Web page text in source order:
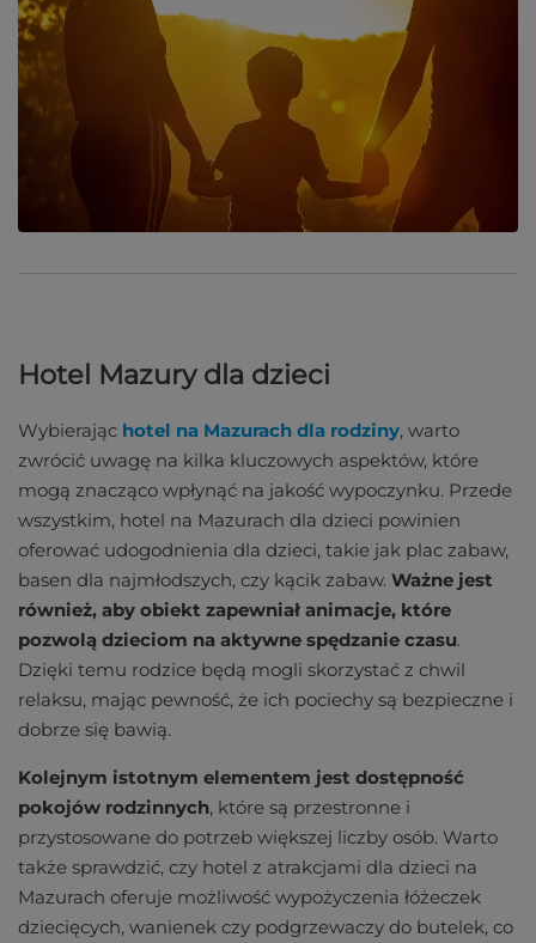
Hotel Mazury dla dzieci
Wybierając hotel na Mazurach dla rodziny, warto
zwrócić uwagę na kilka kluczowych aspektów, które
mogą znacząco wpłynąć na jakość wypoczynku. Przede
wszystkim, hotel na Mazurach dla dzieci powinien
oferować udogodnienia dla dzieci, takie jak plac zabaw,
basen dla najmłodszych, czy kącik zabaw. Ważne jest
również, aby obiekt zapewniał animacje, które
pozwolą dzieciom na aktywne spędzanie czasu.
Dzięki temu rodzice będą mogli skorzystać z chwil
relaksu, mając pewność, że ich pociechy są bezpieczne i
dobrze się bawią.
Kolejnym istotnym elementem jest dostępność
pokojów rodzinnych, które są przestronne i
przystosowane do potrzeb większej liczby osób. Warto
także sprawdzić, czy hotel z atrakcjami dla dzieci na
Mazurach oferuje możliwość wypożyczenia łóżeczek
dziecięcych, wanienek czy podgrzewaczy do butelek, co